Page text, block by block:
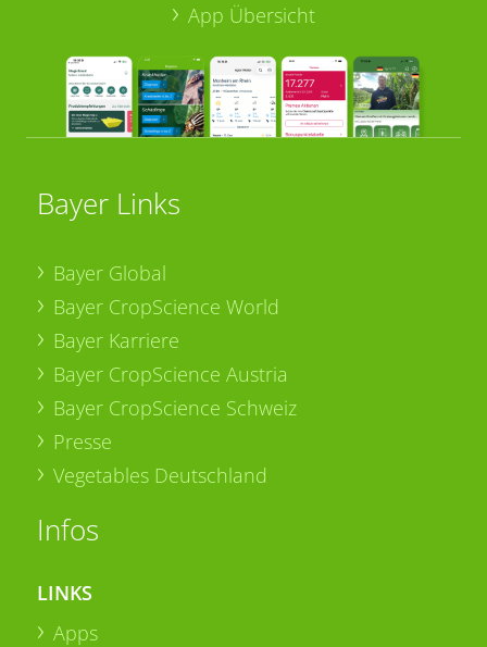
App Übersicht
Bayer Links
Bayer Global
Bayer CropScience World
Bayer Karriere
Bayer CropScience Austria
Bayer CropScience Schweiz
Presse
Vegetables Deutschland
Infos
LINKS
Apps